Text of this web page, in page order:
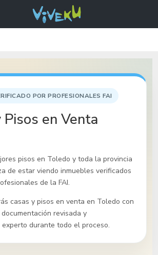
POR PROFESIONALES FAI
Pisos en Venta
pisos en Toledo y toda la provincia
de estar viendo inmuebles verificados
de la FAI.
casas y pisos en venta en Toledo con
revisada y
experto durante todo el proceso.